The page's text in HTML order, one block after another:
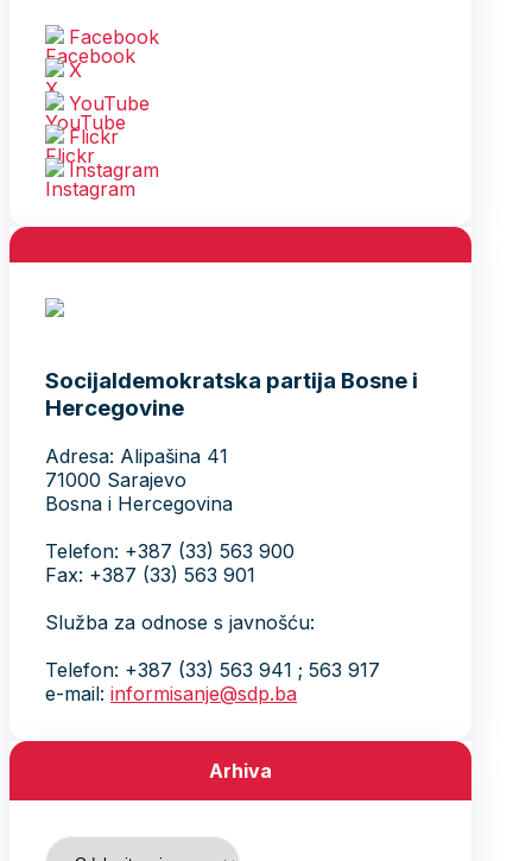
Facebook
X
YouTube
Flickr
Instagram
Socijaldemokratska partija Bosne i
Hercegovine
Adresa: Alipašina 41
71000 Sarajevo
Bosna i Hercegovina
Telefon: +387 (33) 563 900
Fax: +387 (33) 563 901
Služba za odnose s javnošću:
Telefon: +387 (33) 563 941 ; 563 917
e-mail: informisanje@sdp.ba
Arhiva
Arhiva